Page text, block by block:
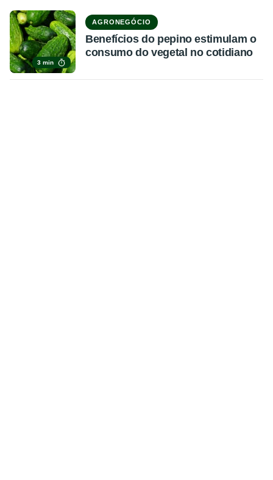
3 min
AGRONEGÓCIO
Benefícios do pepino estimulam o
consumo do vegetal no cotidiano